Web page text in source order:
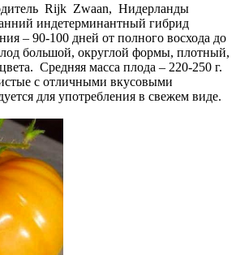
Rijk Zwaan, Нидерланды
индетерминантный гибрид
– 90-100 дней от полного восхода до
большой, округлой формы, плотный,
Средняя масса плода – 220-250 г.
с отличными вкусовыми
для употребления в свежем виде.